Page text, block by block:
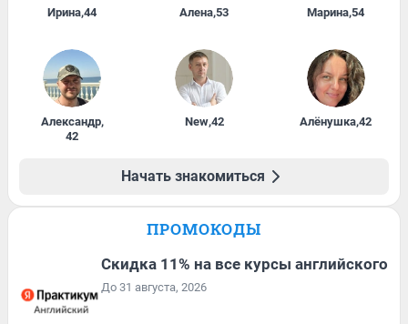
Ирина,44 Алена,53 Марина,54
Александр,
42
New,42 Алёнушка,42
Начать знакомиться
ПРОМОКОДЫ
Скидка 11% на все курсы английского
До 31 августа, 2026